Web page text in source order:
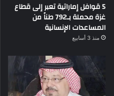
5 قوافل إماراتية تعبر إلى قطاع
غزة محملة بـ792 طناً من
المساعدات الإنسانية
منذ 3 أسابيع